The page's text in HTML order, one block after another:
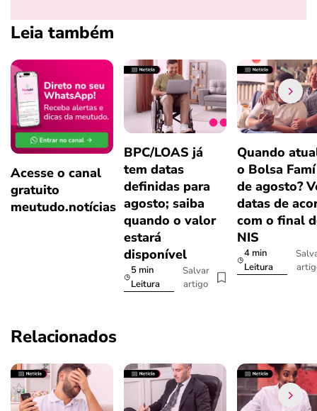
Leia também
Acesse o canal
gratuito
meutudo.notícias
BPC/LOAS já
tem datas
definidas para
agosto; saiba
quando o valor
estará
disponível
5 min
Leitura
Salvar
artigo
Quando
o Bolsa
de agosto?
datas de
com o final
NIS
4 min
Leitura
Relacionados